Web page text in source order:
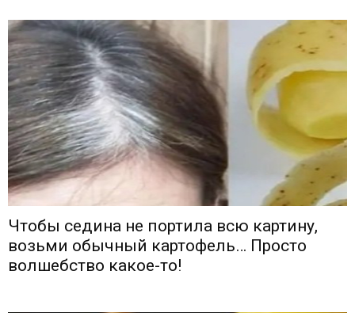
Чтобы седина не портила всю картину,
возьми обычный картофель… Просто
волшебство какое-то!